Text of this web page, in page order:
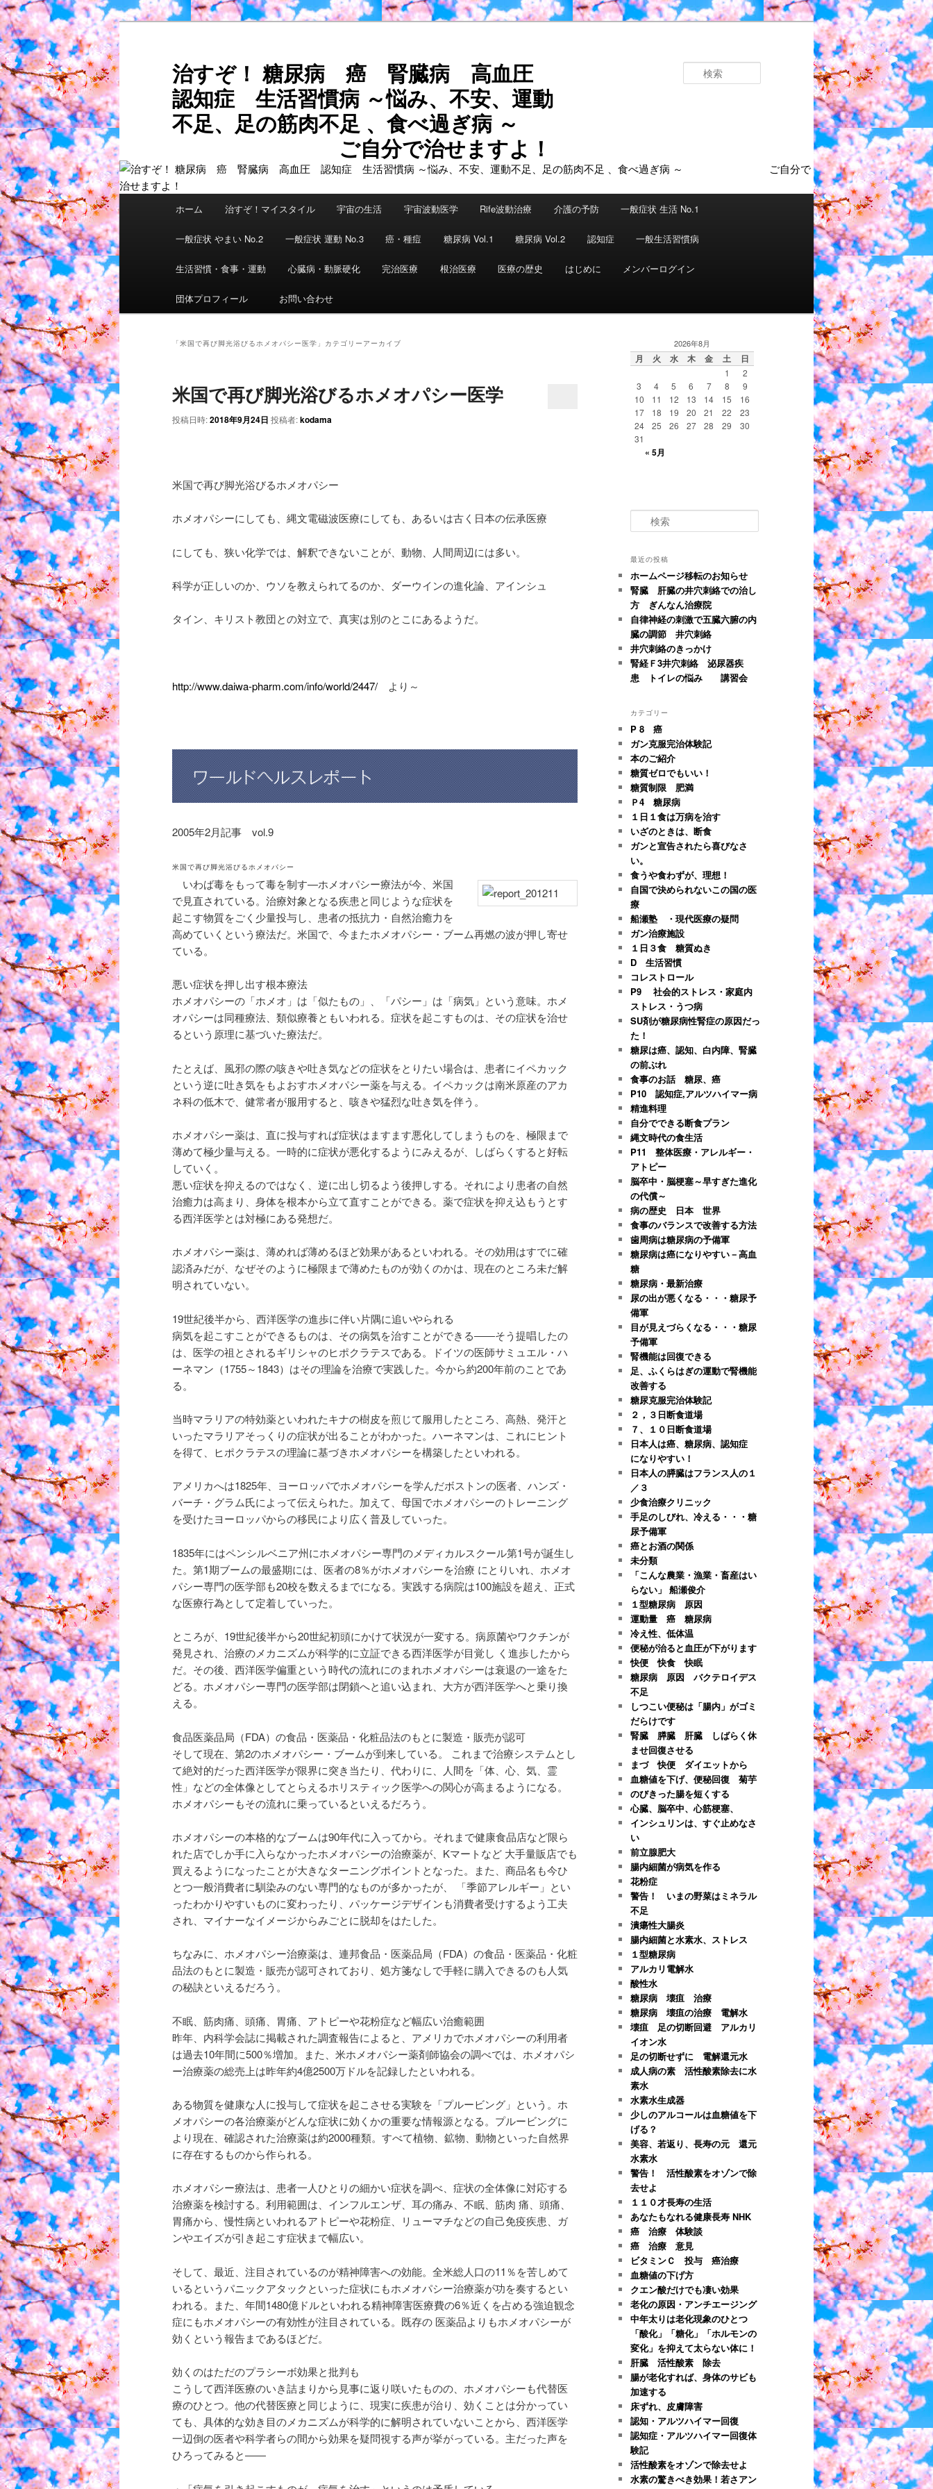
メ
イ
ン
コ
ン
テ
ン
ツ
へ
移
動
サ
ブ
コ
ン
テ
ン
ツ
へ
移
動
治すぞ！ 糖尿病 癌 腎臓病 高血圧
認知症 生活習慣病 ～悩み、不安、運動
不足、足の筋肉不足 、食べ過ぎ病 ～
ご自分で治せますよ！
ホーム 治すぞ！マイスタイル 宇宙の生活 宇宙波動医学 Rife波動治療 介護の予防 一般症状 生活 No.1
一般症状 やまい No.2 一般症状 運動 No.3 癌・種痘 糖尿病 Vol.1 糖尿病 Vol.2 認知症 一般生活習慣病
生活習慣・食事・運動 心臓病・動脈硬化 完治医療 根治医療 医療の歴史 はじめに メンバーログイン
団体プロフィール お問い合わせ
「米国で再び脚光浴びるホメオパシー医学 」カテゴリーアーカイブ
米国で再び脚光浴びるホメオパシー医学
投稿日時:2018年9月24日 投稿者:kodama
米国で再び脚光浴びるホメオパシー
ホメオパシーにしても、縄文電磁波医療にしても、あるいは古く日本の伝承医療
にしても、狭い化学では、解釈できないことが、動物、人間周辺には多い。
科学が正しいのか、ウソを教えられてるのか、ダーウインの進化論、アインシュ
タイン、キリスト教団との対立で、真実は別のとこにあるようだ。
http://www.daiwa-pharm.com/info/world/2447/より～
2005年2月記事 vol.9
米国で再び脚光浴びるホメオパシー
いわば毒をもって毒を制す—ホメオパシー療法が今、米国
で見直されている。治療対象となる疾患と同じような症状を
起こす物質をごく少量投与し、患者の抵抗力・自然治癒力を
高めていくという療法だ。米国で、今またホメオパシー・ブーム再燃の波が押し寄せ
ている。
悪い症状を押し出す根本療法
ホメオパシーの「ホメオ」は「似たもの」、「パシー」は「病気」という意味。ホメ
オパシーは同種療法、類似療養ともいわれる。症状を起こすものは、その症状を治せ
るという原理に基づいた療法だ。
たとえば、風邪の際の咳きや吐き気などの症状をとりたい場合は、患者にイペカック
という逆に吐き気をもよおすホメオパシー薬を与える。イペカックは南米原産のアカ
ネ科の低木で、健常者が服用すると、咳きや猛烈な吐き気を伴う。
ホメオパシー薬は、直に投与すれば症状はますます悪化してしまうものを、極限まで
薄めて極少量与える。一時的に症状が悪化するようにみえるが、しばらくすると好転
していく。
悪い症状を抑えるのではなく、逆に出し切るよう後押しする。それにより患者の自然
治癒力は高まり、身体を根本から立て直すことができる。薬で症状を抑え込もうとす
る西洋医学とは対極にある発想だ。
ホメオパシー薬は、薄めれば薄めるほど効果があるといわれる。その効用はすでに確
認済みだが、なぜそのように極限まで薄めたものが効くのかは、現在のところ未だ解
明されていない。
19世紀後半から、西洋医学の進歩に伴い片隅に追いやられる
病気を起こすことができるものは、その病気を治すことができる――そう提唱したの
は、医学の祖とされるギリシャのヒポクラテスである。ドイツの医師サミュエル・ハ
ーネマン（1755～1843）はその理論を治療で実践した。今から約200年前のことであ
る。
当時マラリアの特効薬といわれたキナの樹皮を煎じて服用したところ、高熱、発汗と
いったマラリアそっくりの症状が出ることがわかった。ハーネマンは、これにヒント
を得て、ヒポクラテスの理論に基づきホメオパシーを構築したといわれる。
アメリカへは1825年、ヨーロッパでホメオパシーを学んだボストンの医者、ハンズ・
バーチ・グラム氏によって伝えられた。加えて、母国でホメオパシーのトレーニング
を受けたヨーロッパからの移民により広く普及していった。
1835年にはペンシルベニア州にホメオパシー専門のメディカルスクール第1号が誕生し
た。第1期ブームの最盛期には、医者の8％がホメオパシーを治療 にとりいれ、ホメオ
パシー専門の医学部も20校を数えるまでになる。実践する病院は100施設を超え、正式
な医療行為として定着していった。
ところが、19世紀後半から20世紀初頭にかけて状況が一変する。病原菌やワクチンが
発見され、治療のメカニズムが科学的に立証できる西洋医学が目覚し く進歩したから
だ。その後、西洋医学偏重という時代の流れにのまれホメオパシーは衰退の一途をた
どる。ホメオパシー専門の医学部は閉鎖へと追い込まれ、大方が西洋医学へと乗り換
える。
食品医薬品局（FDA）の食品・医薬品・化粧品法のもとに製造・販売が認可
そして現在、第2のホメオパシー・ブームが到来している。 これまで治療システムとし
て絶対的だった西洋医学が限界に突き当たり、代わりに、人間を「体、心、気、霊
性」などの全体像としてとらえるホリスティック医学への関心が高まるようになる。
ホメオパシーもその流れに乗っているといえるだろう。
ホメオパシーの本格的なブームは90年代に入ってから。それまで健康食品店など限ら
れた店でしか手に入らなかったホメオパシーの治療薬が、Kマートなど 大手量販店でも
買えるようになったことが大きなターニングポイントとなった。また、商品名も今ひ
とつ一般消費者に馴染みのない専門的なものが多かったが、 「季節アレルギー」とい
ったわかりやすいものに変わったり、パッケージデザインも消費者受けするよう工夫
され、マイナーなイメージからみごとに脱却をはたした。
ちなみに、ホメオパシー治療薬は、連邦食品・医薬品局（FDA）の食品・医薬品・化粧
品法のもとに製造・販売が認可されており、処方箋なしで手軽に購入できるのも人気
の秘訣といえるだろう。
不眠、筋肉痛、頭痛、胃痛、アトピーや花粉症など幅広い治癒範囲
昨年、内科学会誌に掲載された調査報告によると、アメリカでホメオパシーの利用者
は過去10年間に500％増加。また、米ホメオパシー薬剤師協会の調べでは、ホメオパシ
ー治療薬の総売上は昨年約4億2500万ドルを記録したといわれる。
ある物質を健康な人に投与して症状を起こさせる実験を「プルービング」という。ホ
メオパシーの各治療薬がどんな症状に効くかの重要な情報源となる。プルービングに
より現在、確認された治療薬は約2000種類。すべて植物、鉱物、動物といった自然界
に存在するものから作られる。
ホメオパシー療法は、患者一人ひとりの細かい症状を調べ、症状の全体像に対応する
治療薬を検討する。利用範囲は、インフルエンザ、耳の痛み、不眠、筋肉 痛、頭痛、
胃痛から、慢性病といわれるアトピーや花粉症、リューマチなどの自己免疫疾患、ガ
ンやエイズが引き起こす症状まで幅広い。
そして、最近、注目されているのが精神障害への効能。全米総人口の11％を苦しめて
いるというパニックアタックといった症状にもホメオパシー治療薬が功を奏するとい
われる。また、年間1480億ドルといわれる精神障害医療費の6％近くを占める強迫観念
症にもホメオパシーの有効性が注目されている。既存の 医薬品よりもホメオパシーが
効くという報告まであるほどだ。
効くのはただのプラシーボ効果と批判も
こうして西洋医療のいき詰まりから見事に返り咲いたものの、ホメオパシーも代替医
療のひとつ。他の代替医療と同じように、現実に疾患が治り、効くことは分かってい
ても、具体的な効き目のメカニズムが科学的に解明されていないことから、西洋医学
一辺倒の医者や科学者らの間から効果を疑問視する声が挙がっている。主だった声を
ひろってみると――
2026年8月
月 火 水 木 金 土 日
1
2
3
4 5 6 7 8
9
10
11 12 13 14 15
16
17
18 19 20 21 22
23
24
25 26 27 28 29
30
31
« 5月
索
最近の投稿
ホームページ移転のお知らせ
腎臓 肝臓の井穴刺絡での治し
方 ぎんなん治療院
自律神経の刺激で五臓六腑の内
臓の調節 井穴刺絡
井穴刺絡のきっかけ
腎経Ｆ3井穴刺絡 泌尿器疾
患 トイレの悩み 講習会
カテゴリー
P 8 癌
ガン克服完治体験記
本のご紹介
糖質ゼロでもいい！
糖質制限 肥満
Ｐ4 糖尿病
１日１食は万病を治す
いざのときは、断食
ガンと宣告されたら喜びなさ
い。
食うや食わずが、理想！
自国で決められないこの国の医
療
船瀬塾 ・現代医療の疑問
ガン治療施設
１日３食 糖質ぬき
D 生活習慣
コレストロール
P9 社会的ストレス・家庭内
ストレス・うつ病
SU剤が糖尿病性腎症の原因だっ
た！
糖尿は癌、認知、白内障、腎臓
の前ぶれ
食事のお話 糖尿、癌
P10 認知症,アルツハイマー病
精進料理
自分でできる断食プラン
縄文時代の食生活
P11 整体医療・アレルギー・
アトピー
脳卒中・脳梗塞～早すぎた進化
の代償～
病の歴史 日本 世界
食事のバランスで改善する方法
歯周病は糖尿病の予備軍
糖尿病は癌になりやすい－高血
糖
糖尿病・最新治療
尿の出が悪くなる・・・糖尿予
備軍
目が見えづらくなる・・・糖尿
予備軍
腎機能は回復できる
足、ふくらはぎの運動で腎機能
改善する
糖尿克服完治体験記
２，３日断食道場
７、１０日断食道場
日本人は癌、糖尿病、認知症
になりやすい！
日本人の膵臓はフランス人の１
／３
少食治療クリニック
手足のしびれ、冷える・・・糖
尿予備軍
癌とお酒の関係
未分類
「こんな農業・漁業・畜産はい
らない」 船瀬俊介
１型糖尿病 原因
運動量 癌 糖尿病
冷え性、低体温
便秘が治ると血圧が下がります
快便 快食 快眠
糖尿病 原因 バクテロイデス
不足
しつこい便秘は「腸内」がゴミ
だらけです
腎臓 膵臓 肝臓 しばらく休
ませ回復させる
まづ 快便 ダイエットから
血糖値を下げ、便秘回復 菊芋
のびきった腸を短くする
心臓、脳卒中、心筋梗塞、
インシュリンは、すぐ止めなさ
い
前立腺肥大
腸内細菌が病気を作る
花粉症
警告！ いまの野菜はミネラル
不足
潰瘍性大腸炎
腸内細菌と水素水、ストレス
１型糖尿病
アルカリ電解水
酸性水
糖尿病 壊疽 治療
糖尿病 壊疽の治療 電解水
壊疽 足の切断回避 アルカリ
イオン水
足の切断せずに 電解還元水
成人病の素 活性酸素除去に水
素水
水素水生成器
少しのアルコールは血糖値を下
げる？
美容、若返り、長寿の元 還元
水素水
警告！ 活性酸素をオゾンで除
去せよ
１１０才長寿の生活
あなたもなれる健康長寿 NHK
癌 治療 体験談
癌 治療 意見
ビタミンＣ 投与 癌治療
血糖値の下げ方
クエン酸だけでも凄い効果
老化の原因・アンチエージング
中年太りは老化現象のひとつ
「酸化」「糖化」「ホルモンの
変化」を抑えて太らない体に！
肝臓 活性酸素 除去
腸が老化すれば、身体のサビも
加速する
床ずれ、皮膚障害
認知・アルツハイマー回復
認知症・アルツハイマー回復体
験記
活性酸素をオゾンで除去せよ
水素の驚きべき効果！若さアン